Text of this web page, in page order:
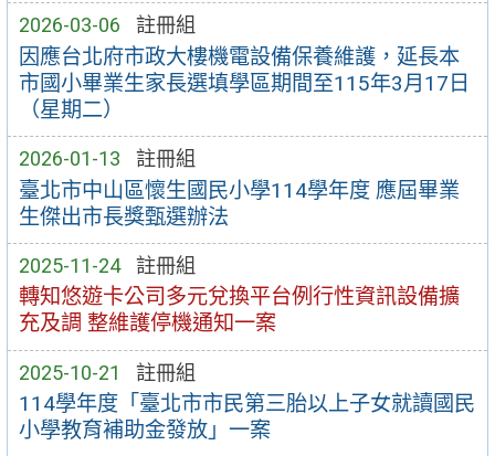
2026-03-06 註冊組
因應台北府市政大樓機電設備保養維護，延長本
市國小畢業生家長選填學區期間至115年3月17日
（星期二）
2026-01-13 註冊組
臺北市中山區懷生國民小學114學年度 應屆畢業
生傑出市長獎甄選辦法
2025-11-24 註冊組
轉知悠遊卡公司多元兌換平台例行性資訊設備擴
充及調 整維護停機通知一案
2025-10-21 註冊組
114學年度「臺北市市民第三胎以上子女就讀國民
小學教育補助金發放」一案